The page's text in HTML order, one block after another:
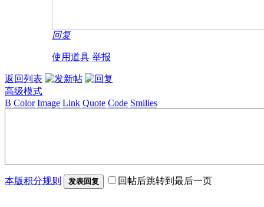
回复
使用道具 举报
返回列表
高级模式
B Color Image Link Quote Code Smilies
本版积分规则 发表回复 回帖后跳转到最后一页